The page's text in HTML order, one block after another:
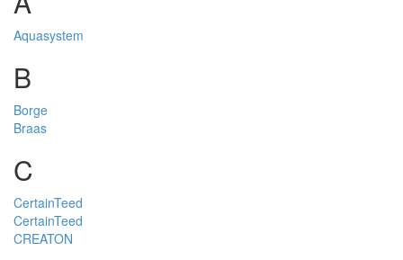
Aquasystem
B
Borge
Braas
C
CertainTeed
CertainTeed
CREATON